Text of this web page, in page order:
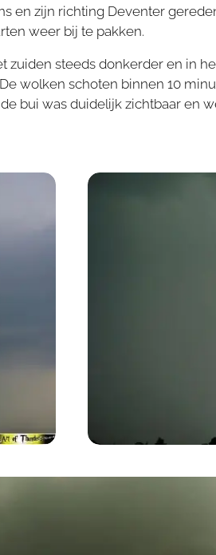
en zijn richting Deventer
weer bij te pakken.
zuiden steeds donkerder en in
wolken schoten binnen 10
bui was duidelijk zichtbaar en